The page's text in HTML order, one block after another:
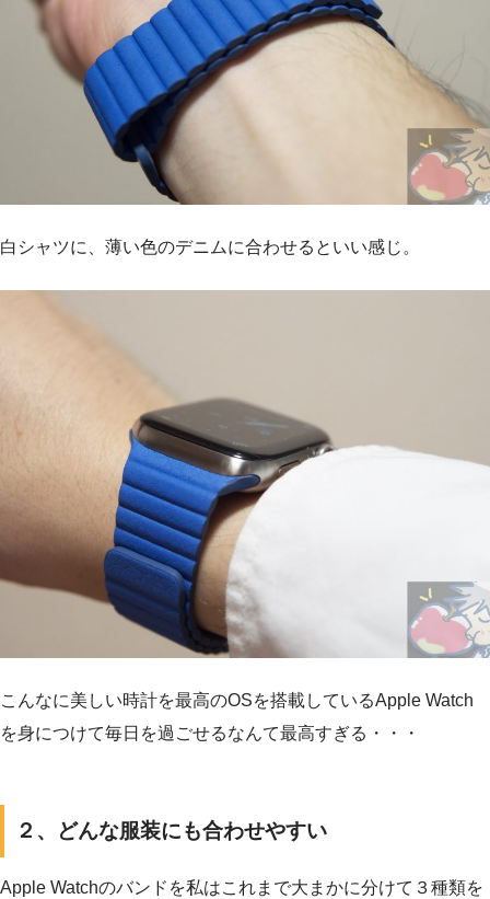
白シャツに、薄い色のデニムに合わせるといい感じ。
こんなに美しい時計を最高のOSを搭載しているApple Watch
を身につけて毎日を過ごせるなんて最高すぎる・・・
２、どんな服装にも合わせやすい
Apple Watchのバンドを私はこれまで大まかに分けて３種類を